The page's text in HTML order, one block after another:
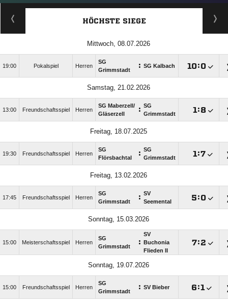
HÖCHSTE SIEGE
Mittwoch, 08.07.2026
19:00 Pokalspiel Herren
SG
Grimmstadt
: SG Kalbach :
Samstag, 21.02.2026
13:00 Freundschaftsspiel Herren
SG Maberzell/​
Gläserzell
: SG
Grimmstadt
:
Freitag, 18.07.2025
19:30 Freundschaftsspiel Herren
SG
Flörsbachtal
: SG
Grimmstadt
:
Freitag, 13.02.2026
17:45 Freundschaftsspiel Herren
SG
Grimmstadt
: SV
Seemental
:
Sonntag, 15.03.2026
15:00 Meisterschaftsspiel Herren
SG
Grimmstadt
:
SV
Buchonia
Flieden II
:
Sonntag, 19.07.2026
15:00 Freundschaftsspiel Herren
SG
Grimmstadt
: SV Bieber :